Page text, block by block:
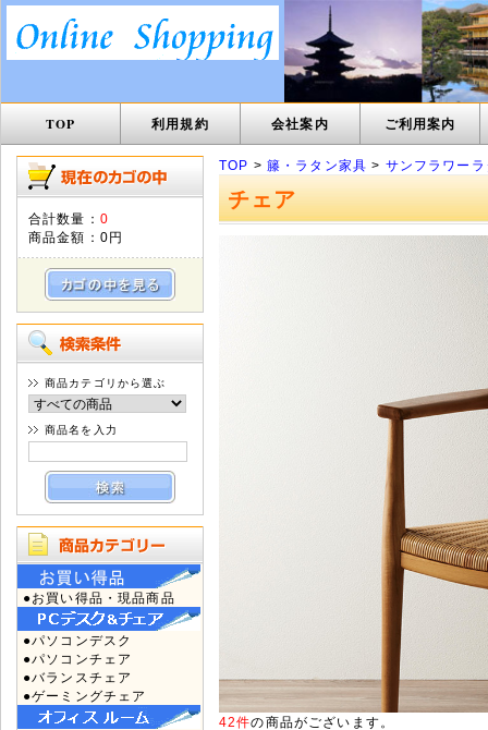
TOP 利用規約 会社案内 ご利用案内
合計数量： 0
商品金額： 0円
商品カテゴリから選ぶ
商品名を入力
●お買い得品・現品商品
●パソコンデスク
●パソコンチェア
●バランスチェア
●ゲーミングチェア
TOP > 籐・ラタン家具 > サンフラワー
チェア
42件の商品がございます。